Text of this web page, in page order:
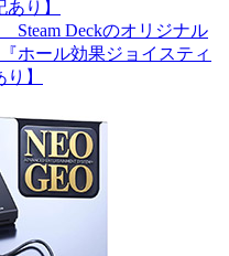
Steam Deckのオリジナル
ホール効果ジョイスティ
】